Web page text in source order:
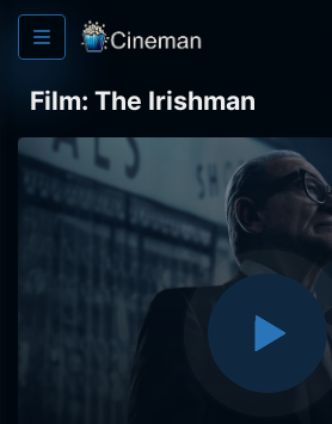
Film: The Irishman